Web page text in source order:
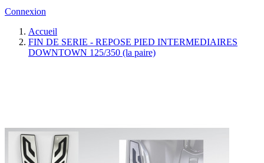
Connexion
Accueil
FIN DE SERIE - REPOSE PIED INTERMEDIAIRES
DOWNTOWN 125/350 (la paire)